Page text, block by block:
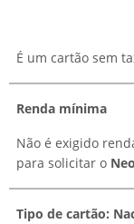
É um cartão sem
Renda mínima
Não é exigido
para solicitar o
Tipo de cartão: